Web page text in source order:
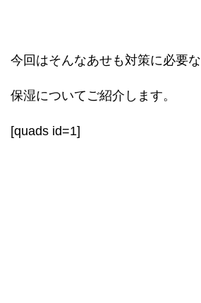
今回はそんなあせも対策に必要な
保湿についてご紹介します。
[quads id=1]